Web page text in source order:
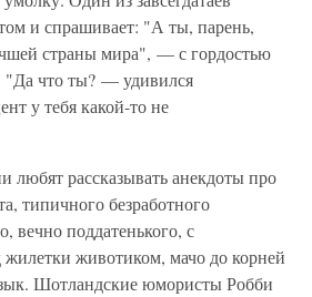
и спрашивает: "А ты, парень,
страны мира", — с гордостью
"Да что ты? — удивился
у тебя какой-то не
любят рассказывать анекдоты про
типичного безработного
вечно поддатенького, с
животиком, мачо до корней
Шотландские юмористы Робби